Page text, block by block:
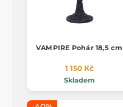
VAMPIRE Pohár 18,5 cm
1 150 Kč
Skladem